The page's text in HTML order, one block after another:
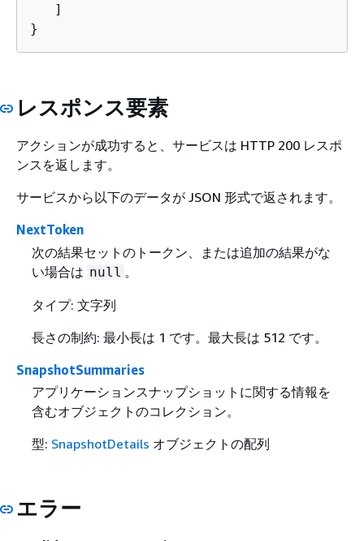
   ]
}
レスポンス要素
アクションが成功すると、サービスは HTTP 200 レスポ
ンスを返します。
サービスから以下のデータが JSON 形式で返されます。
NextToken
次の結果セットのトークン、または追加の結果がな
い場合は null 。
タイプ: 文字列
長さの制約: 最小長は 1 です。最大長は 512 です。
SnapshotSummaries
アプリケーションスナップショットに関する情報を
含むオブジェクトのコレクション。
型: SnapshotDetails オブジェクトの配列
エラー